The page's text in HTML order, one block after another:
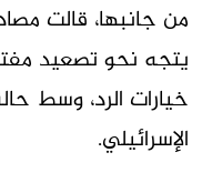
من جانبها، قالت
يتجه نحو تصعيد
خيارات الرد، وسط
الإسرائيلي.